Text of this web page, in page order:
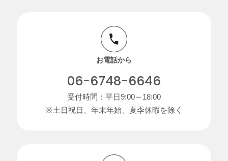
お電話から
06-6748-6646
受付時間：平日9:00～18:00
※土日祝日、年末年始、夏季休暇を除く